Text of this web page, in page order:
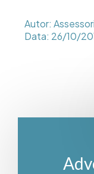
Autor:
Data: 26/10/